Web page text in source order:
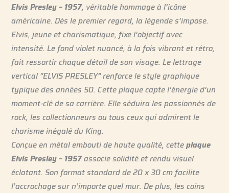
Elvis Presley – 1957, véritable hommage à l’icône
américaine. Dès le premier regard, la légende s’impose.
Elvis, jeune et charismatique, fixe l’objectif avec
intensité. Le fond violet nuancé, à la fois vibrant et rétro,
fait ressortir chaque détail de son visage. Le lettrage
vertical “ELVIS PRESLEY” renforce le style graphique
typique des années 50. Cette plaque capte l’énergie d’un
moment-clé de sa carrière. Elle séduira les passionnés de
rock, les collectionneurs ou tous ceux qui admirent le
charisme inégalé du King.
Conçue en métal embouti de haute qualité, cetteplaque
Elvis Presley – 1957associe solidité et rendu visuel
éclatant. Son format standard de 20 x 30 cm facilite
l’accrochage sur n’importe quel mur. De plus, les coins